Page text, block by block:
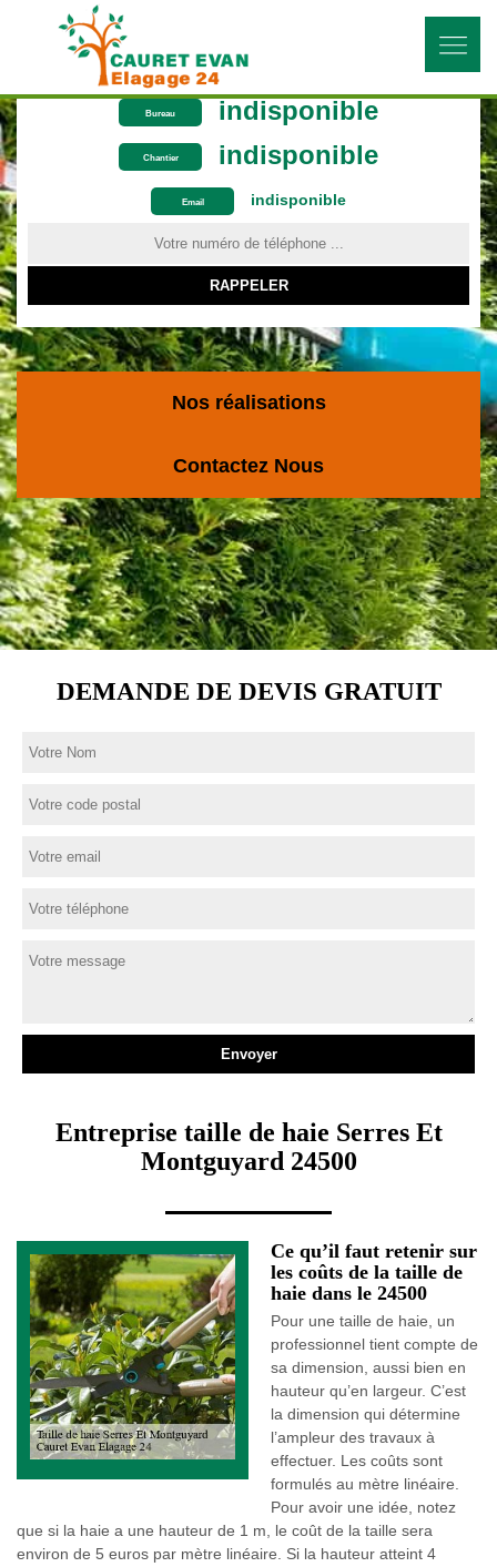
Bureau indisponible
Chantier indisponible
Email indisponible
ON VOUS RAPPELLE GRATUITEMENT
Nos réalisations
Contactez Nous
DEMANDE DE DEVIS GRATUIT
Entreprise taille de haie Serres Et
Montguyard 24500
Ce qu’il faut retenir sur
les coûts de la taille de
haie dans le 24500
Pour une taille de haie, un
professionnel tient compte de
sa dimension, aussi bien en
hauteur qu’en largeur. C’est
la dimension qui détermine
l’ampleur des travaux à
effectuer. Les coûts sont
formulés au mètre linéaire.
Pour avoir une idée, notez
que si la haie a une hauteur de 1 m, le coût de la taille sera
environ de 5 euros par mètre linéaire. Si la hauteur atteint 4